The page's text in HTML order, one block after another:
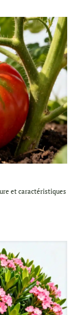
et caractéristiques